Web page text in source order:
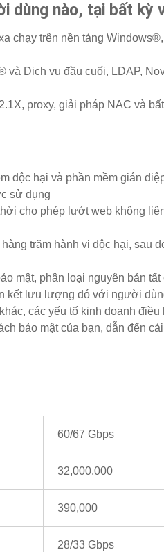
dùng nào, tại bất kỳ
chạy trên nền tảng
và Dịch vụ đầu cuối, LDAP,
proxy, giải pháp NAC và
độc hại và phần mềm gián
sử dụng
cho phép lướt web không
trăm hành vi độc hại, sau
mật, phân loại nguyên bản tất
kết lưu lượng đó với người
các yếu tố kinh doanh điều
bảo mật của bạn, dẫn đến
60/67 Gbps
32,000,000
390,000
28/33 Gbps